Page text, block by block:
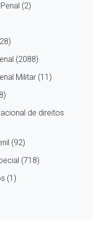
(2)
(2088)
Militar (11)
de direitos
(92)
(718)
(1)